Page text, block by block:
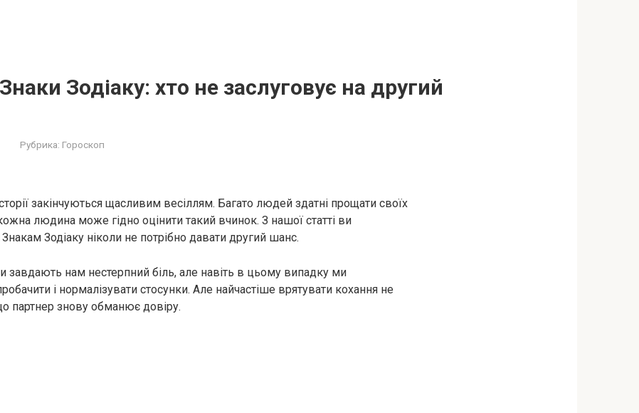
Зодіаку: хто не заслуговує на другий
Рубрика: Гороскоп
закінчуються щасливим весіллям. Багато людей здатні прощати своїх
людина може гідно оцінити такий вчинок. З нашої статті ви
Знакам Зодіаку ніколи не потрібно давати другий шанс.
завдають нам нeстеpпний бiль, але навіть в цьому випадку ми
і нормалізувати стосунки. Але найчастіше врятувати кохання не
партнер знову обманює довіру.